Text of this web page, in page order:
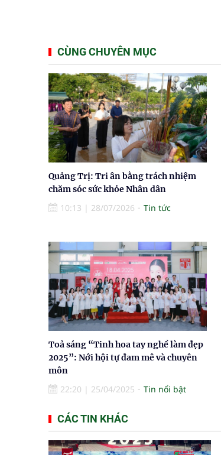
CÙNG CHUYÊN MỤC
Quảng Trị: Tri ân bằng trách nhiệm
chăm sóc sức khỏe Nhân dân
10:13 | 28/07/2026 Tin tức
Toả sáng “Tinh hoa tay nghề làm đẹp
2025”: Nới hội tự đam mê và chuyên
môn
22:20 | 25/04/2025 Tin nổi bật
CÁC TIN KHÁC